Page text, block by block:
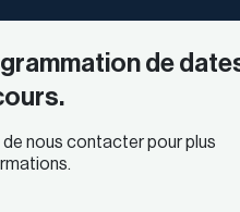
de
nous contacter pour plus